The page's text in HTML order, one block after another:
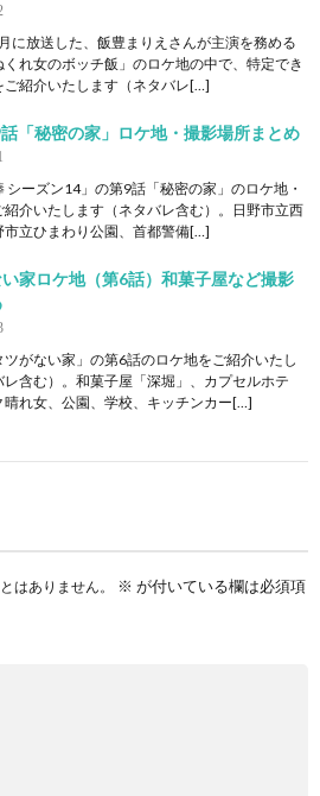
に放送した、飯豊まりえさんが主演を務める
くれ女のボッチ飯」のロケ地の中で、特定でき
ご紹介いたします（ネタバレ[…]
「秘密の家」ロケ地・撮影場所まとめ
シーズン14」の第9話「秘密の家」のロケ地・
紹介いたします（ネタバレ含む）。日野市立西
市立ひまわり公園、首都警備[…]
家ロケ地（第6話）和菓子屋など撮影
ツがない家」の第6話のロケ地をご紹介いたし
レ含む）。和菓子屋「深堀」、カプセルホテ
晴れ女、公園、学校、キッチンカー[…]
はありません。 ※ が付いている欄は必須項